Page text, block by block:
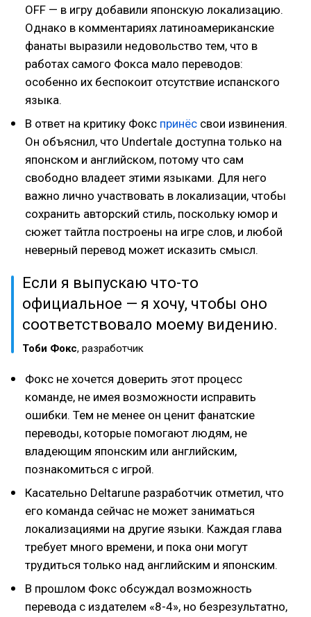
OFF — в игру добавили японскую локализацию.
Однако в комментариях латиноамериканские
фанаты выразили недовольство тем, что в
работах самого Фокса мало переводов:
особенно их беспокоит отсутствие испанского
языка.
В ответ на критику Фокс принёс свои извинения.
Он объяснил, что Undertale доступна только на
японском и английском, потому что сам
свободно владеет этими языками. Для него
важно лично участвовать в локализации, чтобы
сохранить авторский стиль, поскольку юмор и
сюжет тайтла построены на игре слов, и любой
неверный перевод может исказить смысл.
Если я выпускаю что-то
официальное — я хочу, чтобы оно
соответствовало моему видению.
Тоби Фокс, разработчик
Фокс не хочется доверить этот процесс
команде, не имея возможности исправить
ошибки. Тем не менее он ценит фанатские
переводы, которые помогают людям, не
владеющим японским или английским,
познакомиться с игрой.
Касательно Deltarune разработчик отметил, что
его команда сейчас не может заниматься
локализациями на другие языки. Каждая глава
требует много времени, и пока они могут
трудиться только над английским и японским.
В прошлом Фокс обсуждал возможность
перевода с издателем «8-4», но безрезультатно,